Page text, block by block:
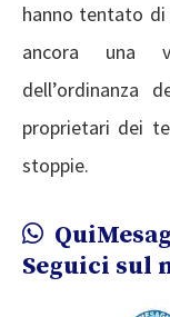
hanno tentato di
ancora una
dell’ordinanza
proprietari dei
stoppie.
Seguici sul